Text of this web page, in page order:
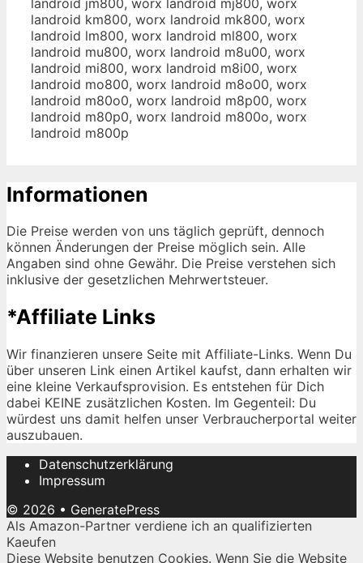
landroid km800, worx landroid mk800, worx
landroid lm800, worx landroid ml800, worx
landroid mu800, worx landroid m8u00, worx
landroid mi800, worx landroid m8i00, worx
landroid mo800, worx landroid m8o00, worx
landroid m80o0, worx landroid m8p00, worx
landroid m80p0, worx landroid m800o, worx
landroid m800p
Informationen
Die Preise werden von uns täglich geprüft, dennoch
können Änderungen der Preise möglich sein. Alle
Angaben sind ohne Gewähr. Die Preise verstehen sich
inklusive der gesetzlichen Mehrwertsteuer.
*Affiliate Links
Wir finanzieren unsere Seite mit Affiliate-Links. Wenn Du
über unseren Link einen Artikel kaufst, dann erhalten wir
eine kleine Verkaufsprovision. Es entstehen für Dich
dabei KEINE zusätzlichen Kosten. Im Gegenteil: Du
würdest uns damit helfen unser Verbraucherportal weiter
auszubauen.
Datenschutzerklärung
Impressum
© 2026 • GeneratePress
Als Amazon-Partner verdiene ich an qualifizierten
Kaeufen
Diese Website benutzen Cookies. Wenn Sie die Website